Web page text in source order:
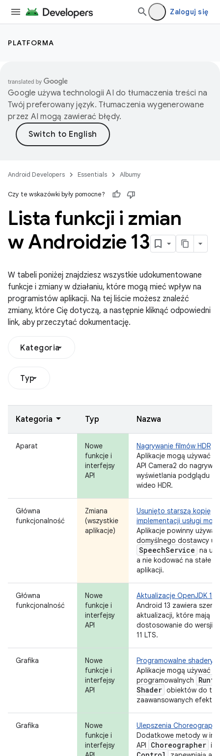
Zaloguj się
PLATFORMA
Google używa technologii AI do tłumaczenia treści na
Twój preferowany język. Tłumaczenia wygenerowane
przez AI mogą zawierać błędy.
Android Developers Essentials Albumy
Czy te wskazówki były pomocne?
Lista funkcji i zmian
w Androidzie 13
W tabeli poniżej znajdziesz wszystkie udokumentowane
funkcje i zmiany w działaniu, które mogą mieć wpływ na
programistów aplikacji. Na tej liście możesz znaleźć
zmiany, które Cię dotyczą, a następnie kliknąć odpowiedni
link, aby przeczytać dokumentację.
Kategoria
Typ
Kategoria Typ Nazwa
Aparat
Nowe
funkcje i
interfejsy
API
Nagrywanie filmów HDR
Aplikacje mogą używać
API Camera2 do
wyświetlania podglądu
wideo HDR.
Główna
funkcjonalność
Zmiana
(wszystkie
aplikacje)
Usunięto starszą kopię
implementacji usługi
Aplikacje powinny używać
domyślnego dostawcy
SpeechService na
a nie kodować na stałe
aplikacji.
Główna
funkcjonalność
Nowe
funkcje i
interfejsy
API
Aktualizacje OpenJDK 11
Android 13 zawiera
aktualizacji, które mają
dostosowanie do wersji
11 LTS.
Grafika
Nowe
funkcje i
interfejsy
API
Programowalne shadery
Aplikacje mogą używać
programowalnych
Shader obiektów do
zaawansowanych
Grafika
Nowe
funkcje i
interfejsy
Ulepszenia
Dodatkowe metody w
API
Choreographer i